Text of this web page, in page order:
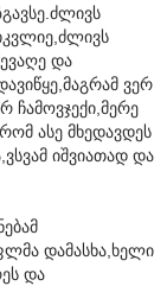
და
ვერ
ჩამოვჯექი,მერე
ასე მხედავდეს
იშვიათად და
დამასხა,ხელი
და